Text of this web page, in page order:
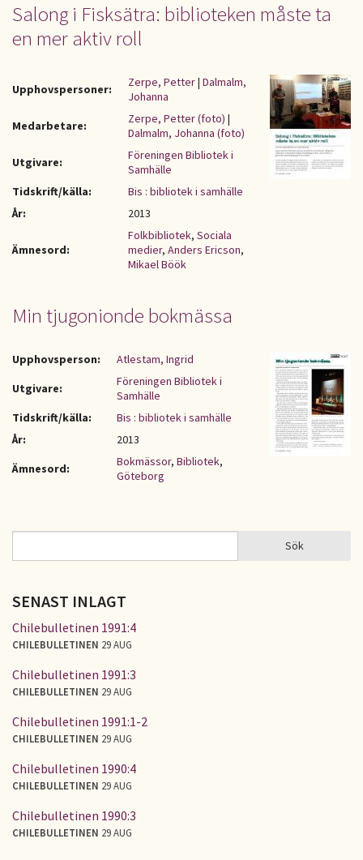
Salong i Fisksätra: biblioteken måste ta
en mer aktiv roll
Upphovspersoner: Zerpe, Petter| Dalmalm,
Johanna
Medarbetare:
Zerpe, Petter (foto) |
Dalmalm, Johanna (foto)
Utgivare:
Föreningen Bibliotek i
Samhälle
Tidskrift/källa:
Bis : bibliotek i samhälle
År:
2013
Ämnesord:
Folkbibliotek, Sociala
medier, Anders Ericson,
Mikael Böök
Min tjugonionde bokmässa
Upphovsperson:
Atlestam, Ingrid
Utgivare:
Föreningen Bibliotek i
Samhälle
Tidskrift/källa:
Bis : bibliotek i samhälle
År:
2013
Ämnesord:
Bokmässor, Bibliotek,
Göteborg
SÖKFORMULÄR Sök
SENAST INLAGT
Chilebulletinen 1991:4
CHILEBULLETINEN 29 AUG
Chilebulletinen 1991:3
CHILEBULLETINEN 29 AUG
Chilebulletinen 1991:1-2
CHILEBULLETINEN 29 AUG
Chilebulletinen 1990:4
CHILEBULLETINEN 29 AUG
Chilebulletinen 1990:3
CHILEBULLETINEN 29 AUG